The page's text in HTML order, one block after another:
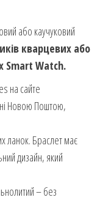
або каучуковий
кварцевих або
Smart Watch.
на сайте
Новою Поштою,
ланок. Браслет має
дизайн, який
– без